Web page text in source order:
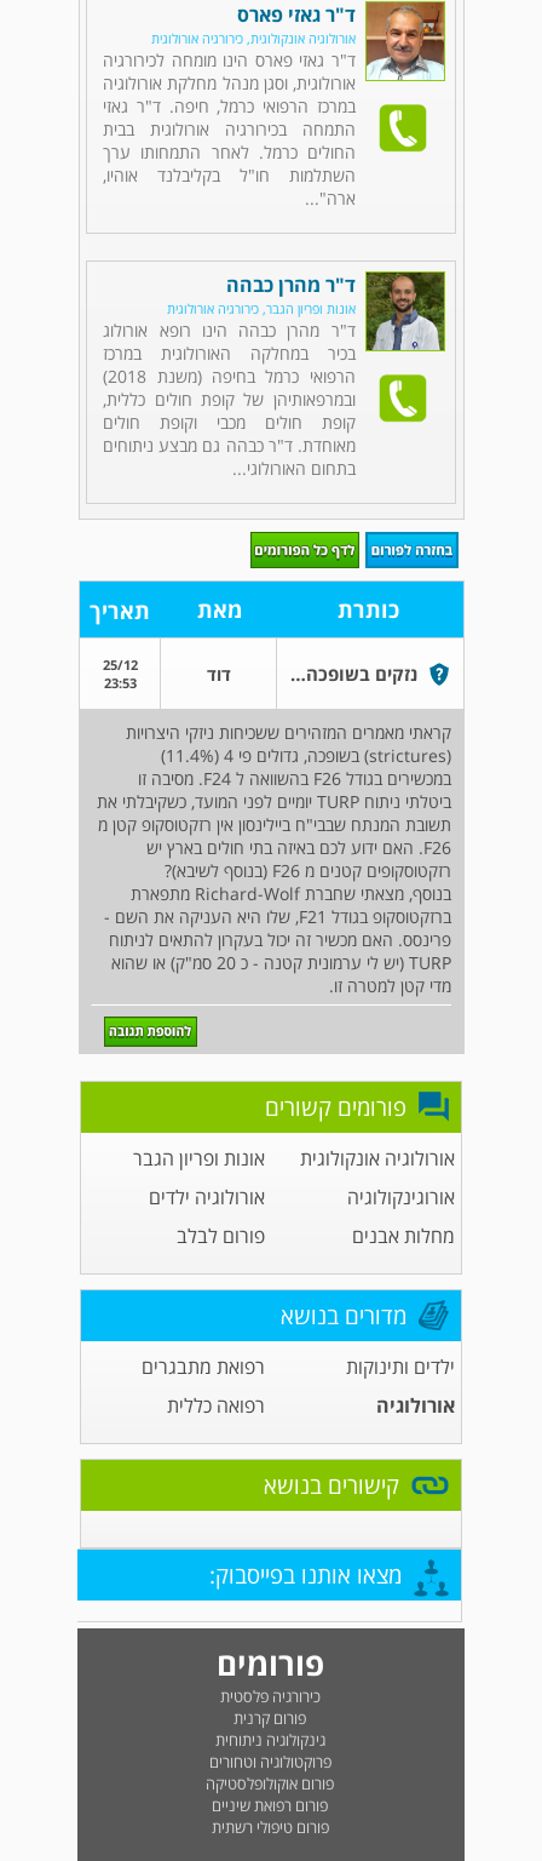
ד"ר גאזי פארס
אורולוגיה אונקולוגית, כירורגיה אורולוגית
ד"ר גאזי פארס הינו מומחה לכירורגיה
אורולוגית, וסגן מנהל מחלקת אורולוגיה
במרכז הרפואי כרמל, חיפה. ד"ר גאזי
התמחה בכירורגיה אורולוגית בבית
החולים כרמל. לאחר התמחותו ערך
השתלמות חו"ל בקליבלנד אוהיו,
ארה"...
ד"ר מהרן כבהה
אונות ופריון הגבר, כירורגיה אורולוגית
ד"ר מהרן כבהה הינו רופא אורולוג
בכיר במחלקה האורולוגית במרכז
הרפואי כרמל בחיפה (משנת 2018)
ובמרפאותיהן של קופת חולים כללית,
קופת חולים מכבי וקופת חולים
מאוחדת. ד"ר כבהה גם מבצע ניתוחים
בתחום האורולוגי...
כותרת מאת תאריך
נזקים בשופכה הנובעים מקוטר הרזקטוסקופ דוד
25/12
23:53
קראתי מאמרים המזהירים ששכיחות ניזקי היצרויות
(strictures) בשופכה, גדולים פי 4 (11.4%)
במכשירים בגודל F26 בהשוואה ל F24. מסיבה זו
ביטלתי ניתוח TURP יומיים לפני המועד, כשקיבלתי את
תשובת המנתח שבבי"ח ביילינסון אין רזקטוסקופ קטן מ
F26. האם ידוע לכם באיזה בתי חולים בארץ יש
רזקטוסקופים קטנים מ F26 (בנוסף לשיבא)?
בנוסף, מצאתי שחברת Richard-Wolf מתפארת
ברזקטוסקופ בגודל F21, שלו היא העניקה את השם -
פרינסס. האם מכשיר זה יכול בעקרון להתאים לניתוח
TURP (יש לי ערמונית קטנה - כ 20 סמ"ק) או שהוא
מדי קטן למטרה זו.
פורומים קשורים
אורולוגיה אונקולוגית
אונות ופריון הגבר
אורוגינקולוגיה
אורולוגיה ילדים
מחלות אבנים
פורום לבלב
מדורים בנושא
ילדים ותינוקות
רפואת מתבגרים
אורולוגיה
רפואה כללית
קישורים בנושא
מצאו אותנו בפייסבוק:
פורומים
כירורגיה פלסטית
פורום קרנית
גינקולוגיה ניתוחית
פרוקטולוגיה וטחורים
פורום אוקולופלסטיקה
פורום רפואת שיניים
פורום טיפולי רשתית